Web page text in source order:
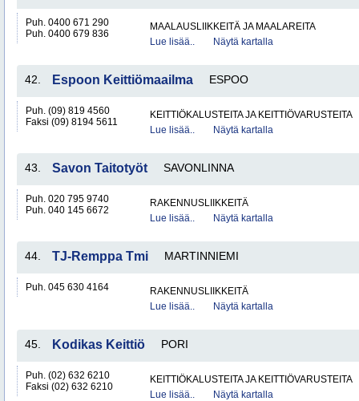
Puh. 0400 671 290
Puh. 0400 679 836
MAALAUSLIIKKEITÄ JA MAALAREITA
Lue lisää..
Näytä kartalla
42. Espoon Keittiömaailma ESPOO
Puh. (09) 819 4560
Faksi (09) 8194 5611
KEITTIÖKALUSTEITA JA KEITTIÖVARUSTEITA
Lue lisää..
Näytä kartalla
43. Savon Taitotyöt SAVONLINNA
Puh. 020 795 9740
Puh. 040 145 6672
RAKENNUSLIIKKEITÄ
Lue lisää..
Näytä kartalla
44. TJ-Remppa Tmi MARTINNIEMI
Puh. 045 630 4164
RAKENNUSLIIKKEITÄ
Lue lisää..
Näytä kartalla
45. Kodikas Keittiö PORI
Puh. (02) 632 6210
Faksi (02) 632 6210
KEITTIÖKALUSTEITA JA KEITTIÖVARUSTEITA
Lue lisää..
Näytä kartalla